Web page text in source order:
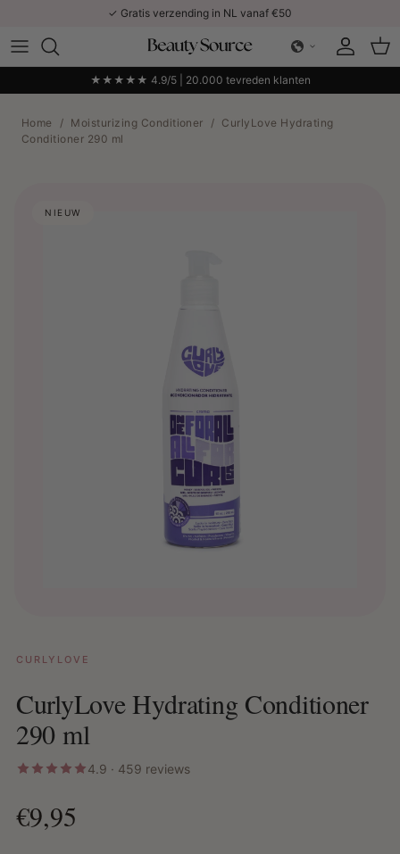
✓ Gratis verzending in NL vanaf €50
Account
★★★★★ 4.9/5 | 20.000 tevreden klanten
Home / Moisturizing Conditioner / CurlyLove Hydrating
Conditioner 290 ml
NIEUW
CURLYLOVE
CurlyLove Hydrating Conditioner
290 ml
4.9 · 459 reviews
€9,95